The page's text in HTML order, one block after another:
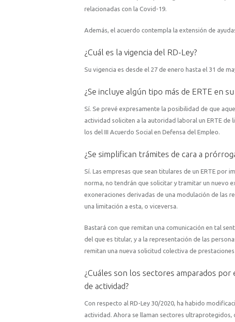
relacionadas con la Covid-19.
Además, el acuerdo contempla la extensión de
¿Cuál es la vigencia del RD-Ley?
Su vigencia es desde el 27 de enero hasta el 31 de
¿Se incluye algún tipo más de ERTE en
Sí. Se prevé expresamente la posibilidad de que
actividad soliciten a la autoridad laboral un ERTE
los del III Acuerdo Social en Defensa del Empleo.
¿Se simplifican trámites de cara a
Sí. Las empresas que sean titulares de un ERTE
norma, no tendrán que solicitar y tramitar un nuevo
exoneraciones derivadas de una modulación de las
una limitación a esta, o viceversa.
Bastará con que remitan una comunicación en tal
del que es titular, y a la representación de las
remitan una nueva solicitud colectiva de prestaciones
¿Cuáles son los sectores amparados
de actividad?
Con respecto al RD-Ley 30/2020, ha habido
actividad. Ahora se llaman sectores ultraprotegidos,